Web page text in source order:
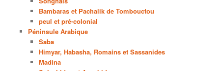
Bambaras et Pachalik de Tombouctou
peul et pré-colonial
Péninsule Arabique
Saba
Himyar, Habasha, Romains et Sassanides
Madina